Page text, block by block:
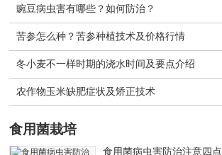
豌豆病虫害有哪些？如何防治？
苦参怎么种？苦参种植技术及价格行情
冬小麦不一样时期的浇水时间及要点介绍
农作物玉米缺肥症状及矫正技术
食用菌栽培
食用菌病虫害防治注意四点